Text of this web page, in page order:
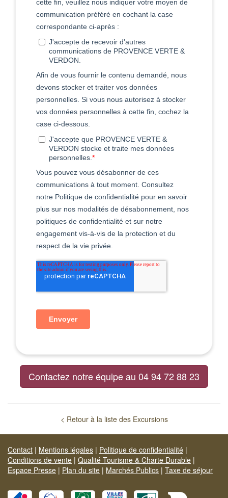
Contactez notre équipe au 04 94 72 88 23
< Retour à la liste des Excursions
Contact | Mentions légales | Politique de confidentialité |
Conditions de vente | Qualité Tourisme & Charte Durable |
Espace Presse | Plan du site | Marchés Publics | Taxe de séjour